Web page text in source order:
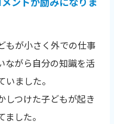
もが小さく外での仕事
ながら自分の知識を活
ました。
しつけた子どもが起き
した。